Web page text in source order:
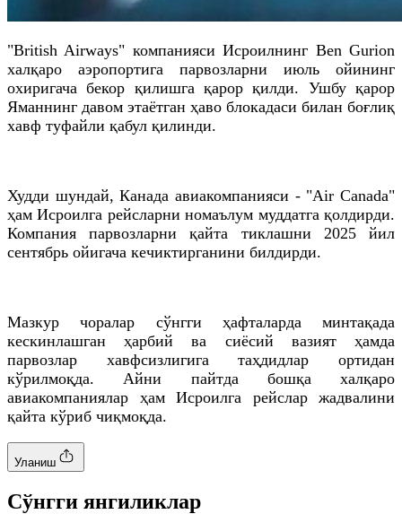
"British Airways" компанияси Исроилнинг Ben Gurion
халқаро аэропортига парвозларни июль ойининг
охиригача бекор қилишга қарор қилди. Ушбу қарор
Яманнинг давом этаётган ҳаво блокадаси билан боғлиқ
хавф туфайли қабул қилинди.
Худди шундай, Канада авиакомпанияси - "Air Canada"
ҳам Исроилга рейсларни номаълум муддатга қолдирди.
Компания парвозларни қайта тиклашни 2025 йил
сентябрь ойигача кечиктирганини билдирди.
Мазкур чоралар сўнгги ҳафталарда минтақада
кескинлашган ҳарбий ва сиёсий вазият ҳамда
парвозлар хавфсизлигига таҳдидлар ортидан
кўрилмоқда. Айни пайтда бошқа халқаро
авиакомпаниялар ҳам Исроилга рейслар жадвалини
қайта кўриб чиқмоқда.
Уланиш
Cўнгги янгиликлар